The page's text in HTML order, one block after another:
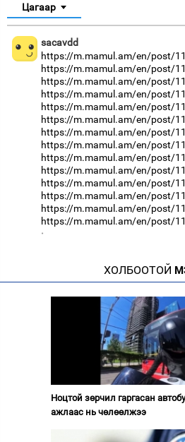
Цагаар
sacavdd
https://m.mamul.am/en/post/
https://m.mamul.am/en/post/
https://m.mamul.am/en/post/
https://m.mamul.am/en/post/
https://m.mamul.am/en/post/
https://m.mamul.am/en/post/
https://m.mamul.am/en/post/
https://m.mamul.am/en/post/
https://m.mamul.am/en/post/
https://m.mamul.am/en/post/
https://m.mamul.am/en/post/
https://m.mamul.am/en/post/
https://m.mamul.am/en/post/
https://m.mamul.am/en/post/
·
ХОЛБООТОЙ
Ноцтой зөрчил гаргасан
ажлаас нь чөлөөлжээ